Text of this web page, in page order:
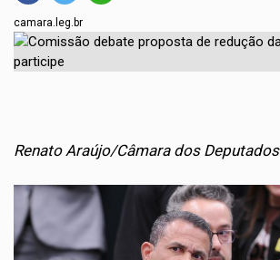
camara.leg.br
Renato Araújo/Câmara dos Deputados